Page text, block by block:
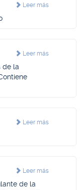
Leer más
Leer más
de la
Leer más
Leer más
de la